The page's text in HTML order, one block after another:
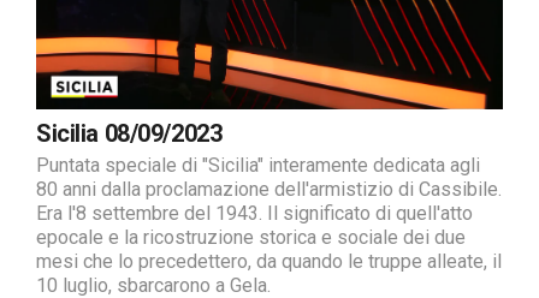
Sicilia 08/09/2023
Puntata speciale di "Sicilia" interamente dedicata agli
80 anni dalla proclamazione dell'armistizio di Cassibile.
Era l'8 settembre del 1943. Il significato di quell'atto
epocale e la ricostruzione storica e sociale dei due
mesi che lo precedettero, da quando le truppe alleate, il
10 luglio, sbarcarono a Gela.